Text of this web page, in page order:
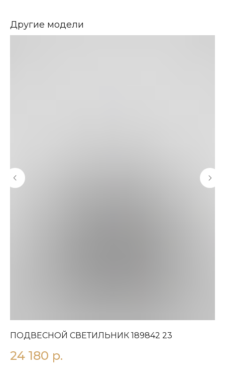
Другие модели
ПОДВЕСНОЙ СВЕТИЛЬНИК 189842 23
24 180 р.